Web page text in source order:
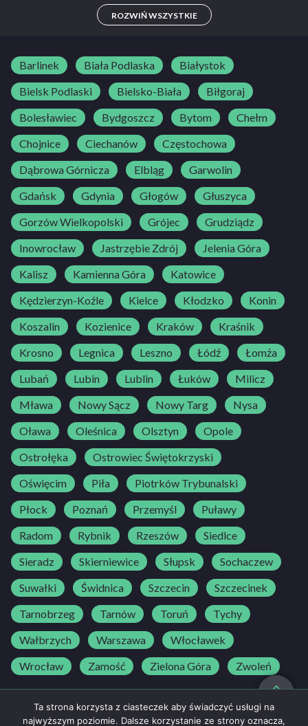
ROZWIŃ WSZYSTKIE
Barlinek Biała Podlaska
Białystok
Bielsk Podlaski
Bielsko-Biała
Biłgoraj
Bolesławiec
Bydgoszcz Bytom
Chełm
Chojnice
Ciechanów
Częstochowa
Dąbrowa Górnicza
Elbląg
Garwolin
Gdańsk
Gdynia Głogów
Głuszyca
Gorzów Wielkopolski
Grójec
Grudziądz
Inowrocław
Jastrzębie Zdrój
Jelenia Góra
Kalisz
Kamienna Góra
Katowice
Kędzierzyn-Koźle
Kielce Kłodzko
Konin
Koszalin
Kozienice Kraków
Kraśnik
Krosno
Legnica Leszno Łódź
Łomża
Lubań
Lubin Lublin Łuków
Milicz
Mława
Nowy Sącz Nowy Targ
Nysa
Oława
Oleśnica Olsztyn
Opole
Ostrołęka
Ostrowiec Świętokrzyski
Oświęcim
Piła
Piotrków Trybunalski
Płock
Poznań Przemyśl
Puławy
Radom
Rybnik Rzeszów
Siedlce
Sieradz
Skierniewice Słupsk
Sochaczew
Suwałki
Świdnica Szczecin
Szczecinek
Tarnobrzeg
Tarnów Toruń
Tychy
Wałbrzych
Warszawa
Włocławek
Wrocław
Zamość Zielona Góra Zwoleń
Ta strona korzysta z ciasteczek aby świadczyć usługi na
najwyższym poziomie. Dalsze korzystanie ze strony oznacza,